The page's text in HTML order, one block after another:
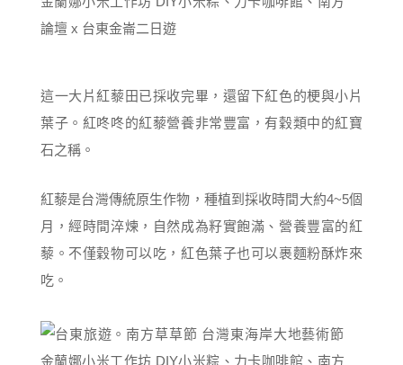
這一大片紅藜田已採收完畢，還留下紅色的梗與小片
葉子。紅咚咚的紅藜營養非常豐富，有穀類中的紅寶
石之稱。
紅藜是台灣傳統原生作物，種植到採收時間大約4~5個
月，經時間淬煉，自然成為籽實飽滿、營養豐富的紅
藜。不僅穀物可以吃，紅色葉子也可以裹麵粉酥炸來
吃。